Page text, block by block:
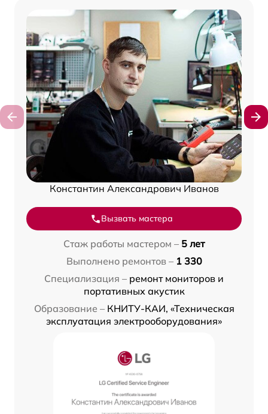
Константин Александрович Иванов
Вызвать мастера
Стаж работы мастером – 5 лет
Выполнено ремонтов – 1 330
Специализация – ремонт мониторов и
портативных акустик
Образование – КНИТУ-КАИ, «Техническая
эксплуатация электрооборудования»